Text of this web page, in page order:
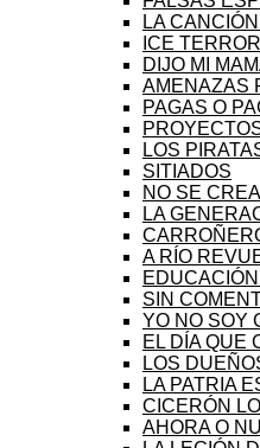
LA
ICE
DIJO MI
AMENAZAS
PAGAS O
LOS
SITIADOS
NO SE
LA
A RÍO
SIN
YO NO SOY
EL DÍA QUE
LOS
LA PATRIA
CICERÓN
AHORA O